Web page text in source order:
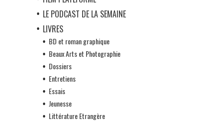
LE PODCAST DE LA SEMAINE
LIVRES
BD et roman graphique
Beaux Arts et Photographie
Dossiers
Entretiens
Essais
Jeunesse
Littérature Etrangère